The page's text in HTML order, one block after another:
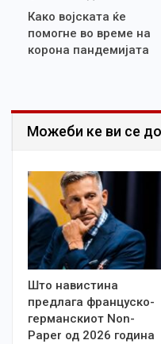
Како војската ќе
помогне во време на
корона пандемијата
Можеби ке ви се
Што навистина
предлага француско-
германскиот Non-
Paper од 2026 година